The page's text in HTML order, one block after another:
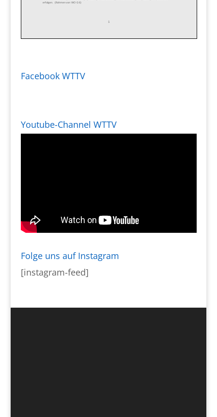
Facebook WTTV
Youtube-Channel WTTV
Folge uns auf Instagram
[instagram-feed]